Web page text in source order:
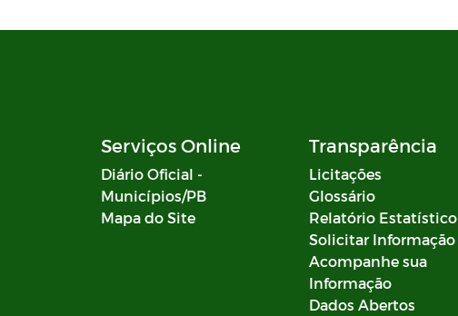
Notas
Emendas Parlamentares
Decretos SIAFIC
Portaria da Comissão - SIAFIC
Serviços Online
Diário Oficial -
Municípios/PB
Mapa do Site
Transparência
Licitações
Glossário
Relatório Estatístico
Solicitar Informação
Acompanhe sua
Informação
Dados Abertos